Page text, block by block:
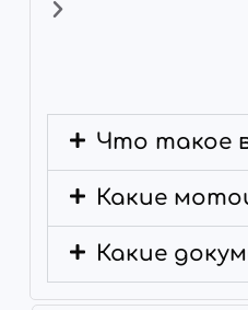
Что такое
Какие
Какие